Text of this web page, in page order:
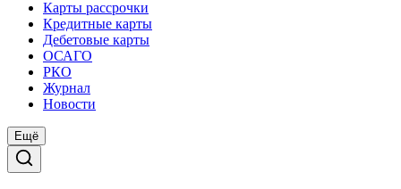
Карты рассрочки
Кредитные карты
Дебетовые карты
ОСАГО
РКО
Журнал
Новости
Ещё